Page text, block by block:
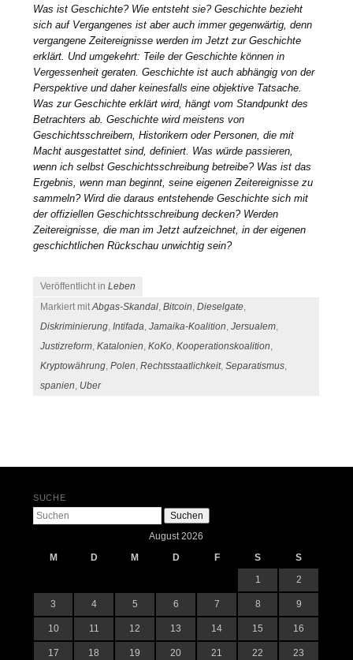
Was ist Geschichte? Wie entsteht sie? Geschichte bezieht
sich auf Vergangenes ist aber auch immer gegenwärtig, denn
vergangene Zeitereignisse werden im Jetzt zur Geschichte
erklärt. Und umgekehrt: Teile der Geschichte können in
Vergessenheit geraten. Geschichte ist auch abhängig von der
Perspektive und daher keinesfalls eine objektive Tatsache.
Was zur Geschichte erklärt wird, hängt vom Standpunkt des
Betrachters ab. Geschichte wird meistens von
Geschichtsschreibern, Historikern oder Personen, die mit
Macht ausgestattet sind, definiert. Was würde passieren,
wenn ich selbst Geschichtsschreibung betreibe? Was ist das
Ergebnis, wenn man beginnt, seine eigenen Zeitereignisse zu
sammeln? Wird die daraus entstehende Geschichte sich mit
der offiziellen Geschichtsschreibung decken? Werden
Zeitereignisse, die man im Jetzt aufzeichnet, in der eigenen
geschichtlichen Rückschau unwichtig sein?
Veröffentlicht inLeben
Markiert mitAbgas-Skandal ,Bitcoin ,Dieselgate
Diskriminierung ,Intifada ,Jamaika-Koalition ,Jersualem
Justizreform ,Katalonien ,KoKo ,Kooperationskoalition
Kryptowährung ,Polen ,Rechtsstaatlichkeit,Separatismus
spanien Uber
SUCHE
Suchen
August 2026
M
D M D F S
S
1
2
3 4 5 6 7 8 9
10 11 12 13 14 15 16
17 18 19 20 21 22 23